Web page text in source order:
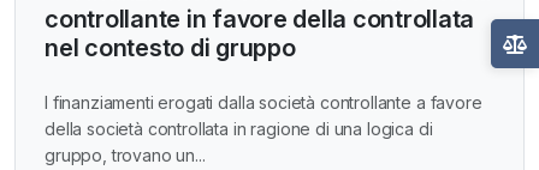
controllante in favore della controllata
nel contesto di gruppo
I finanziamenti erogati dalla società controllante a favore
della società controllata in ragione di una logica di
gruppo, trovano un...